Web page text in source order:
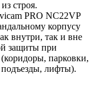
строя.
PRO NC22VP
корпусу
внутри, так и вне
защиты при
парковки,
лифты).